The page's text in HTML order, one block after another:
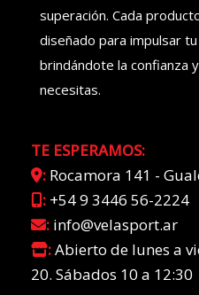
superación. Cada
diseñado para impulsar
brindándote la confianza
necesitas.
TE ESPERAMOS:
: Rocamora 141 -
: +54 9 3446 56-2224
: info@velasport.ar
:Abierto de lunes a
20. Sábados 10 a 12:30